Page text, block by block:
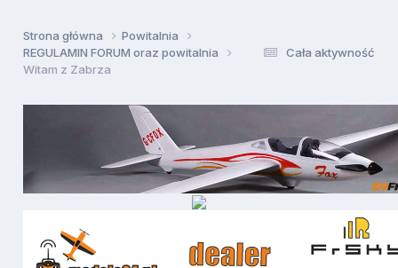
Cała aktywność
Strona główna
Powitalnia
REGULAMIN FORUM oraz powitalnia
Witam z Zabrza